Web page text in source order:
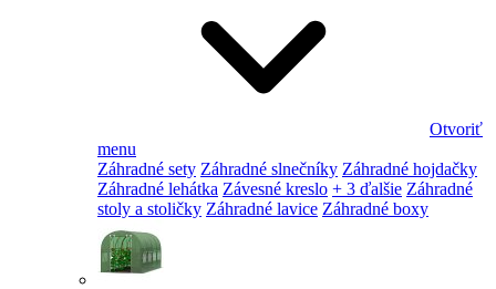
Otvoriť
menu
Záhradné sety Záhradné slnečníky Záhradné hojdačky
Záhradné lehátka Závesné kreslo + 3 ďalšie Záhradné
stoly a stoličky Záhradné lavice Záhradné boxy